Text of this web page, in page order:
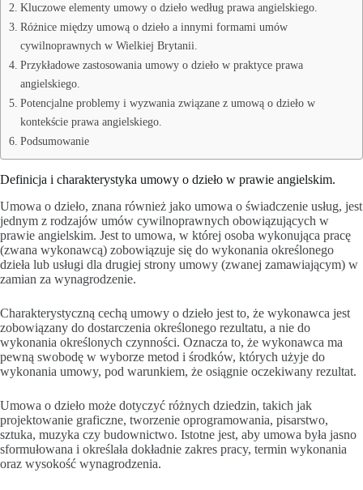
Kluczowe elementy umowy o dzieło według prawa angielskiego.
Różnice między umową o dzieło a innymi formami umów
cywilnoprawnych w Wielkiej Brytanii.
Przykładowe zastosowania umowy o dzieło w praktyce prawa
angielskiego.
Potencjalne problemy i wyzwania związane z umową o dzieło w
kontekście prawa angielskiego.
Podsumowanie
Definicja i charakterystyka umowy o dzieło w prawie angielskim.
Umowa o dzieło, znana również jako umowa o świadczenie usług, jest
jednym z rodzajów umów cywilnoprawnych obowiązujących w
prawie angielskim. Jest to umowa, w której osoba wykonująca pracę
(zwana wykonawcą) zobowiązuje się do wykonania określonego
dzieła lub usługi dla drugiej strony umowy (zwanej zamawiającym) w
zamian za wynagrodzenie.
Charakterystyczną cechą umowy o dzieło jest to, że wykonawca jest
zobowiązany do dostarczenia określonego rezultatu, a nie do
wykonania określonych czynności. Oznacza to, że wykonawca ma
pewną swobodę w wyborze metod i środków, których użyje do
wykonania umowy, pod warunkiem, że osiągnie oczekiwany rezultat.
Umowa o dzieło może dotyczyć różnych dziedzin, takich jak
projektowanie graficzne, tworzenie oprogramowania, pisarstwo,
sztuka, muzyka czy budownictwo. Istotne jest, aby umowa była jasno
sformułowana i określała dokładnie zakres pracy, termin wykonania
oraz wysokość wynagrodzenia.